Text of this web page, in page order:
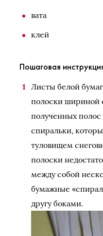
вата
клей
Пошаговая
Листы белой
полоски шириной
полученных
спиральки,
туловищем
полоски
между собой
бумажные
другу боками.